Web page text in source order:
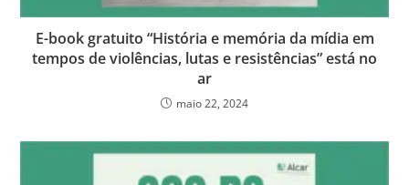
E-book gratuito “História e memória da mídia em
tempos de violências, lutas e resistências” está no
ar
maio 22, 2024